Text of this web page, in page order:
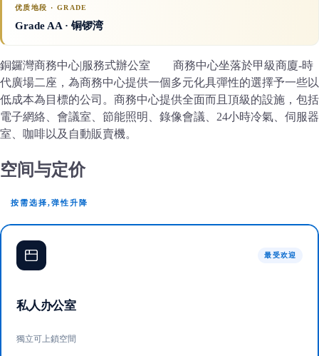
优质地段 · GRADE
Grade AA· 铜锣湾
銅鑼灣商務中心|服務式辦公室 商務中心坐落於甲級商廈-時
代廣場二座，為商務中心提供一個多元化具彈性的選擇予一些以
低成本為目標的公司。商務中心提供全面而且頂級的設施，包括
電子網絡、會議室、節能照明、錄像會議、24小時冷氣、伺服器
室、咖啡以及自動販賣機。
空间与定价
按需选择,弹性升降
最受欢迎
私人办公室
獨立可上鎖空間